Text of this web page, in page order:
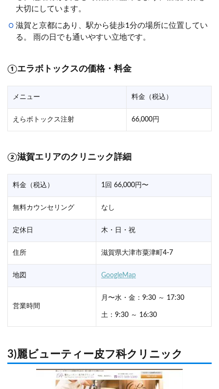
大切にしています。
滋賀と京都にあり、駅から徒歩1分の場所に位置してい
る。 雨の日でも通いやすい立地です。
①エラボトックスの価格・料金
メニュー 料金（税込）
えらボトックス注射 66,000円
②滋賀エリアのクリニック詳細
料金（税込） 1回 66,000円〜
無料カウンセリング なし
定休日 木・日・祝
住所 滋賀県大津市粟津町4-7
地図 GoogleMap
営業時間
月〜水・金：9:30 ～ 17:30
土：9:30 ～ 16:30
3)麗ビューティー皮フ科クリニック